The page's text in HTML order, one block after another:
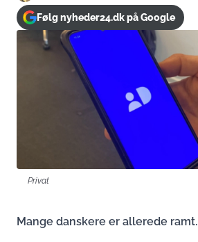
Følg nyheder24.dk på Google
Privat
Mange danskere er allerede ramt.